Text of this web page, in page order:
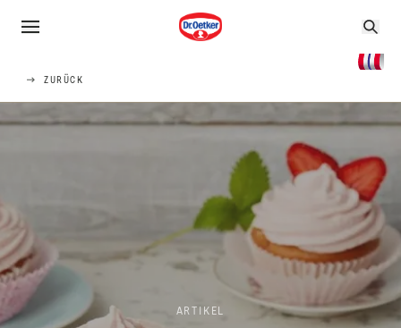
ZURÜCK
ARTIKEL